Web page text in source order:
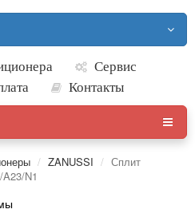
Сервис
Контакты
ZANUSSI
Сплит
N1